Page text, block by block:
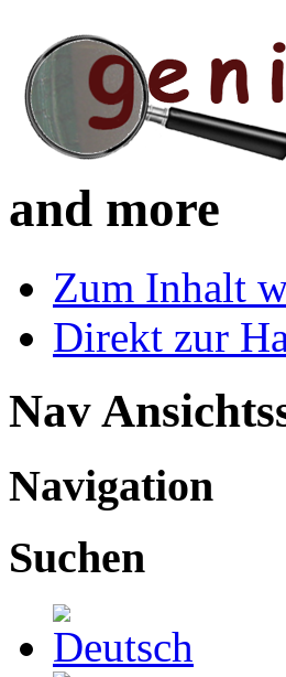
and more
Zum Inhalt
Direkt zur
Nav
Navigation
Suchen